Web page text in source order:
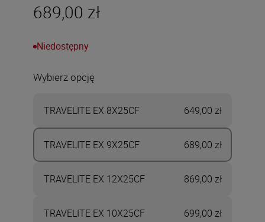
689,00 zł
Niedostępny
Wybierz opcję
TRAVELITE EX 8X25CF 649,00 zł
TRAVELITE EX 9X25CF 689,00 zł
TRAVELITE EX 12X25CF 869,00 zł
TRAVELITE EX 10X25CF
699,00 zł